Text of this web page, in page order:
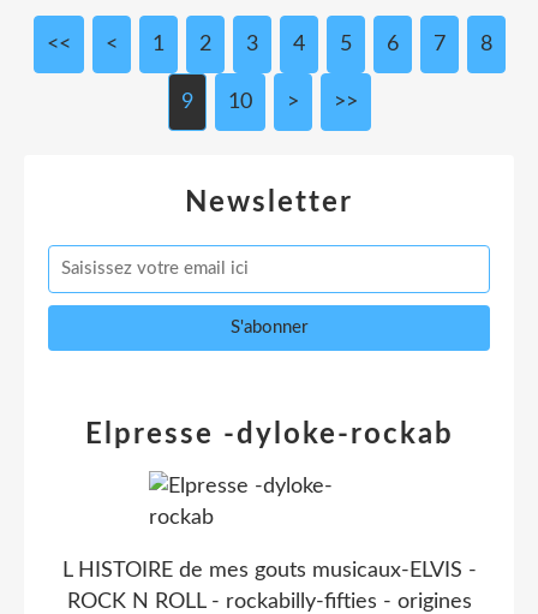
<< < 1 2 3 4 5 6 7 8
9 10 20
> >>
Newsletter
Elpresse -dyloke-rockab
L HISTOIRE de mes gouts musicaux-ELVIS -
ROCK N ROLL - rockabilly-fifties - origines